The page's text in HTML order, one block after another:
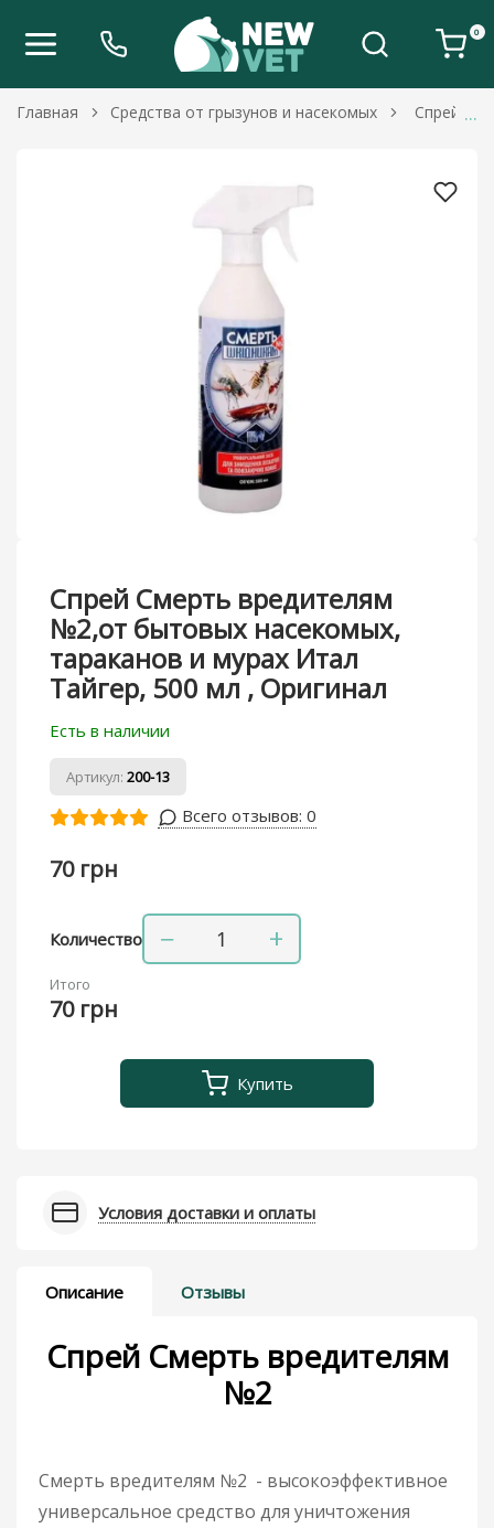
0
Главная Средства от грызунов и насекомых Спрей
Спрей Смерть вредителям
№2,от бытовых насекомых,
тараканов и мурах Итал
Тайгер, 500 мл , Оригинал
Есть в наличии
Артикул: 200-13
Всего отзывов: 0
70 грн
Количество − +
Итого
70 грн
Купить
Условия доставки и оплаты
Описание Отзывы
Спрей Смерть вредителям
№2
Смерть вредителям №2 - высокоэффективное
универсальное средство для уничтожения